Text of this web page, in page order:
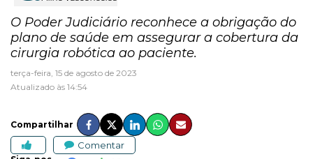
O Poder Judiciário reconhece a obrigação do
plano de saúde em assegurar a cobertura da
cirurgia robótica ao paciente.
terça-feira, 15 de agosto de 2023
Atualizado às 14:54
Compartilhar
Comentar